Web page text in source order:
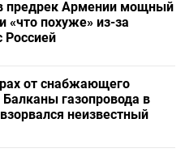
предрек Армении мощный
«что похуже» из-за
Россией
от снабжающего
Балканы газопровода в
неизвестный